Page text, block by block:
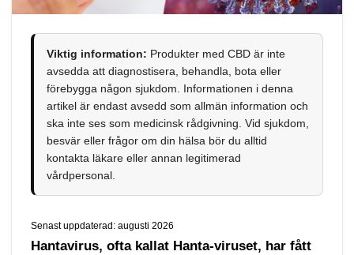
Viktig information: Produkter med CBD är inte
avsedda att diagnostisera, behandla, bota eller
förebygga någon sjukdom. Informationen i denna
artikel är endast avsedd som allmän information och
ska inte ses som medicinsk rådgivning. Vid sjukdom,
besvär eller frågor om din hälsa bör du alltid
kontakta läkare eller annan legitimerad
vårdpersonal.
Senast uppdaterad: augusti 2026
Hantavirus, ofta kallat Hanta-viruset, har fått